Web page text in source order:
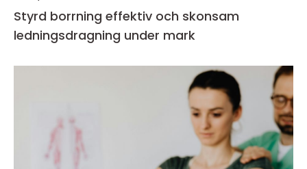
Styrd borrning effektiv och skonsam
ledningsdragning under mark